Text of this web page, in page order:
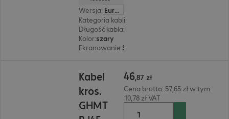
Wersja:
Europa
Kategoria kabli:
Długość kabla:
Kolor:szary
Ekranowanie:
Kabel
kros.
GHMT
46,87 zł
Cena brutto: 57,65 zł w tym
10,78 zł VAT